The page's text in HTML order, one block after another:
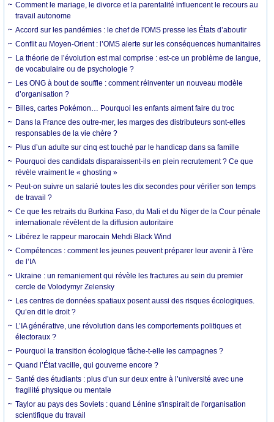
Comment le mariage, le divorce et la parentalité influencent le recours au
travail autonome
Accord sur les pandémies : le chef de l'OMS presse les États d’aboutir
Conflit au Moyen-Orient : l’OMS alerte sur les conséquences humanitaires
La théorie de l’évolution est mal comprise : est-ce un problème de langue,
de vocabulaire ou de psychologie ?
Les ONG à bout de souffle : comment réinventer un nouveau modèle
d’organisation ?
Billes, cartes Pokémon… Pourquoi les enfants aiment faire du troc
Dans la France des outre-mer, les marges des distributeurs sont-elles
responsables de la vie chère ?
Plus d’un adulte sur cinq est touché par le handicap dans sa famille
Pourquoi des candidats disparaissent-ils en plein recrutement ? Ce que
révèle vraiment le « ghosting »
Peut-on suivre un salarié toutes les dix secondes pour vérifier son temps
de travail ?
Ce que les retraits du Burkina Faso, du Mali et du Niger de la Cour pénale
internationale révèlent de la diffusion autoritaire
Libérez le rappeur marocain Mehdi Black Wind
Compétences : comment les jeunes peuvent préparer leur avenir à l’ère
de l’IA
Ukraine : un remaniement qui révèle les fractures au sein du premier
cercle de Volodymyr Zelensky
Les centres de données spatiaux posent aussi des risques écologiques.
Qu’en dit le droit ?
L’IA générative, une révolution dans les comportements politiques et
électoraux ?
Pourquoi la transition écologique fâche-t-elle les campagnes ?
Quand l’État vacille, qui gouverne encore ?
Santé des étudiants : plus d’un sur deux entre à l’université avec une
fragilité physique ou mentale
Taylor au pays des Soviets : quand Lénine s'inspirait de l'organisation
scientifique du travail